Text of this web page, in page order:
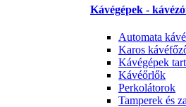
Kávégépek -
Automata
Karos
Kávégépek
Kávéőrlők
Perkolátorok
Tamperek és